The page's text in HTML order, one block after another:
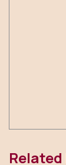
Related